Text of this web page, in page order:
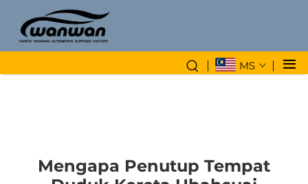
MS
Mengapa Penutup Tempat